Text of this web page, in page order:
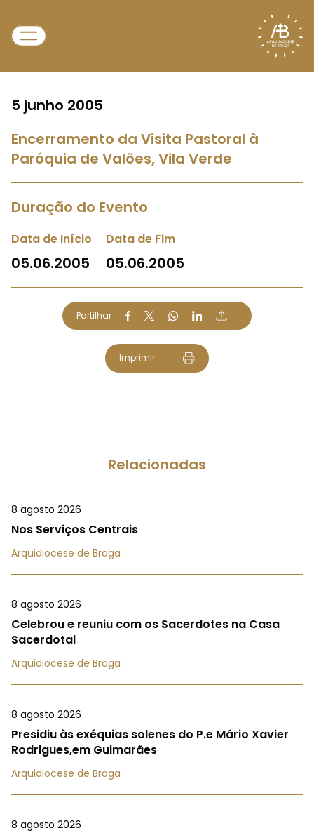
5 junho 2005
Encerramento da Visita Pastoral à
Paróquia de Valões, Vila Verde
Duração do Evento
Data de Início
05.06.2005
Data de Fim
05.06.2005
Partilhar
Imprimir
Relacionadas
8 agosto 2026
Nos Serviços Centrais
Arquidiocese de Braga
8 agosto 2026
Celebrou e reuniu com os Sacerdotes na Casa
Sacerdotal
Arquidiocese de Braga
8 agosto 2026
Presidiu às exéquias solenes do P.e Mário Xavier
Rodrigues,em Guimarães
Arquidiocese de Braga
8 agosto 2026